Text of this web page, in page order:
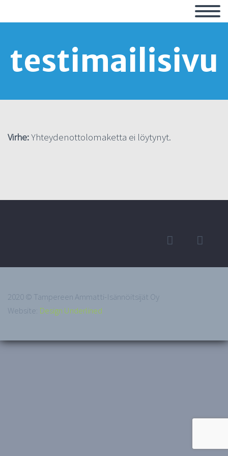
testimailisivu
Virhe:Yhteydenottolomaketta ei löytynyt.
2020 © Tampereen Ammatti-Isännöitsijät Oy
Website: Design Underlined